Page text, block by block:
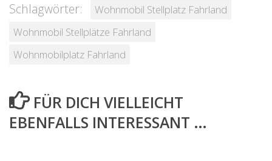
Schlagwörter:
Wohnmobil Stellplatz Fahrland
Wohnmobil Stellplätze Fahrland
Wohnmobilplatz Fahrland
FÜR DICH VIELLEICHT
EBENFALLS INTERESSANT …